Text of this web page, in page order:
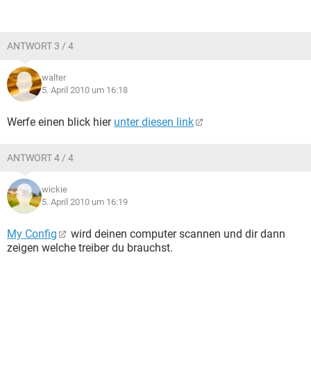
ANTWORT 3 / 4
walter
5. April 2010 um 16:18
Werfe einen blick hier unter diesen link
ANTWORT 4 / 4
wickie
5. April 2010 um 16:19
My Config
wird deinen computer scannen und dir dann
zeigen welche treiber du brauchst.